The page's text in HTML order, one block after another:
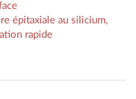
épitaxiale au silicium,
rapide